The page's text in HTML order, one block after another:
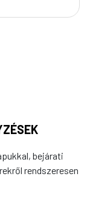
bejárati
rendszeresen